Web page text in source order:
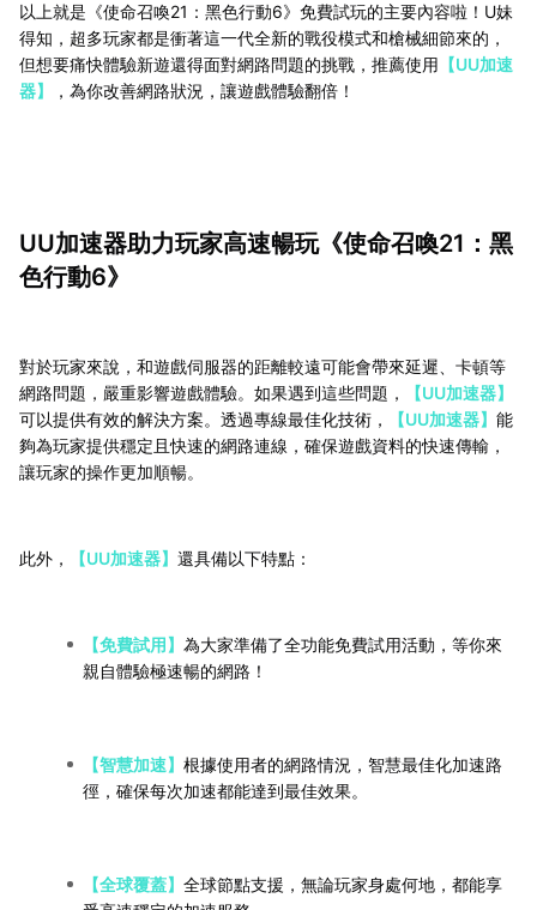
以上就是《使命召喚21：黑色行動6》免費試玩的主要內容啦！U妹
得知，超多玩家都是衝著這一代全新的戰役模式和槍械細節來的，
但想要痛快體驗新遊還得面對網路問題的挑戰，推薦使用 【UU加速
器】
，為你改善網路狀況，讓遊戲體驗翻倍！
UU加速器助力玩家高速暢玩《使命召喚21：黑
色行動6》
對於玩家來說，和遊戲伺服器的距離較遠可能會帶來延遲、卡頓等
網路問題，嚴重影響遊戲體驗。如果遇到這些問題，
【UU加速器】
可以提供有效的解決方案。透過專線最佳化技術，
【UU加速器】 能
夠為玩家提供穩定且快速的網路連線，確保遊戲資料的快速傳輸，
讓玩家的操作更加順暢。
此外， 【UU加速器】 還具備以下特點：
【免費試用】 為大家準備了全功能免費試用活動，等你來
親自體驗極速暢的網路！
【智慧加速】 根據使用者的網路情況，智慧最佳化加速路
徑，確保每次加速都能達到最佳效果。
【全球覆蓋】 全球節點支援，無論玩家身處何地，都能享